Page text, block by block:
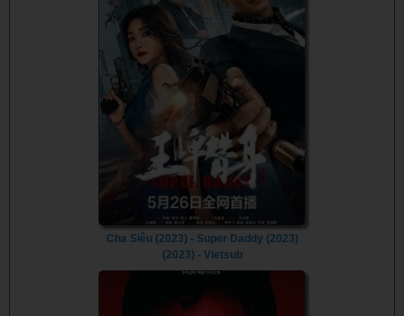
Cha Siêu (2023) - Super Daddy (2023)
(2023) - Vietsub